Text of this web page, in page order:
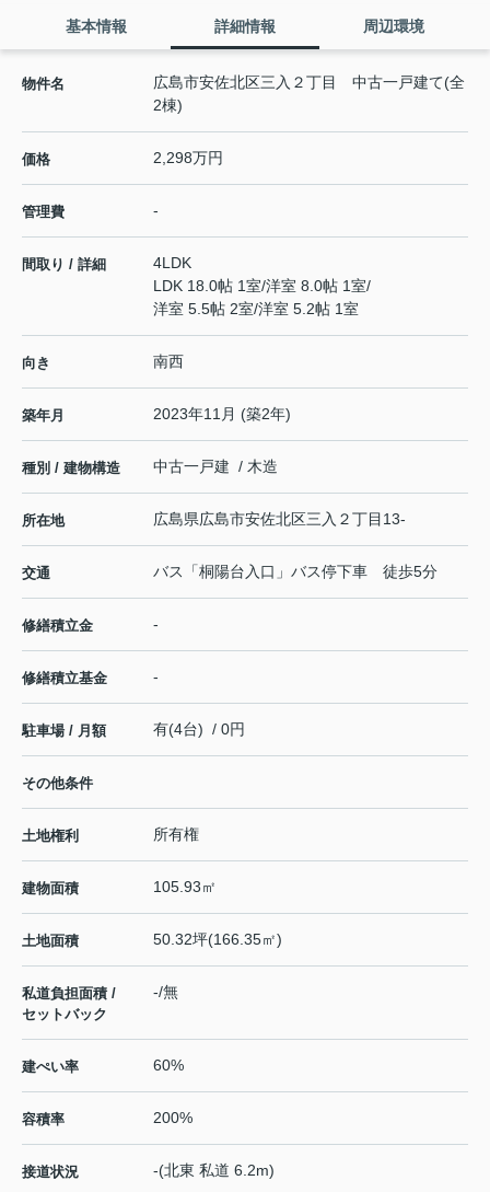
基本情報 詳細情報 周辺環境
物件名
広島市安佐北区三入２丁目 中古一戸建て(全
2棟)
価格 2,298万円
管理費 -
間取り / 詳細
4LDK
LDK 18.0帖 1室/洋室 8.0帖 1室/
洋室 5.5帖 2室/洋室 5.2帖 1室
向き 南西
築年月 2023年11月 (築2年)
種別 / 建物構造 中古一戸建 / 木造
所在地 広島県広島市安佐北区三入 ２丁目13-
交通 バス「桐陽台入口」バス停下車 徒歩5分
修繕積立金 -
修繕積立基金 -
駐車場 / 月額 有(4台) / 0円
その他条件
土地権利 所有権
建物面積 105.93㎡
土地面積 50.32坪(166.35㎡)
私道負担面積 /
セットバック
-/無
建ぺい率 60%
容積率 200%
接道状況 -(北東 私道 6.2m)